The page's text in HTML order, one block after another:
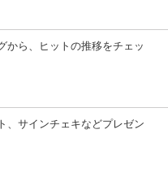
から、ヒットの推移をチェッ
、サインチェキなどプレゼン